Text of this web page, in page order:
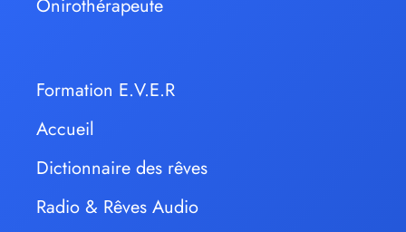
Onirothérapeute
Formation E.V.E.R
Accueil
Dictionnaire des rêves
Radio & Rêves Audio